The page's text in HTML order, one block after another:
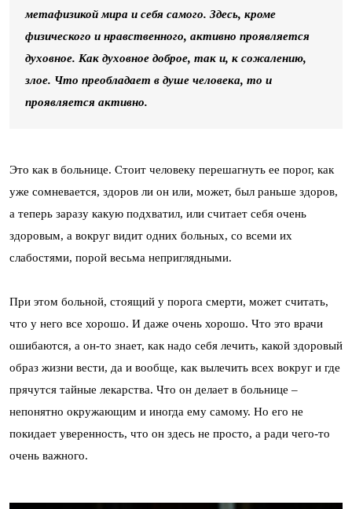
метафизикой мира и себя самого. Здесь, кроме
физического и нравственного, активно проявляется
духовное. Как духовное доброе, так и, к сожалению,
злое. Что преобладает в душе человека, то и
проявляется активно.
Это как в больнице. Стоит человеку перешагнуть ее порог, как
уже сомневается, здоров ли он или, может, был раньше здоров,
а теперь заразу какую подхватил, или считает себя очень
здоровым, а вокруг видит одних больных, со всеми их
слабостями, порой весьма неприглядными.
При этом больной, стоящий у порога смерти, может считать,
что у него все хорошо. И даже очень хорошо. Что это врачи
ошибаются, а он-то знает, как надо себя лечить, какой здоровый
образ жизни вести, да и вообще, как вылечить всех вокруг и где
прячутся тайные лекарства. Что он делает в больнице –
непонятно окружающим и иногда ему самому. Но его не
покидает уверенность, что он здесь не просто, а ради чего-то
очень важного.